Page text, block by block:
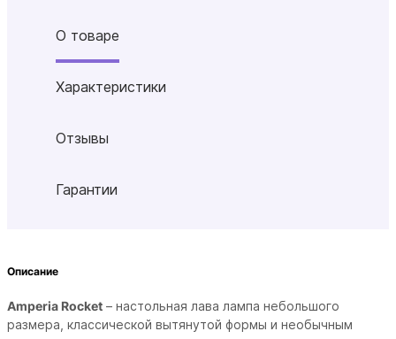
О товаре
Характеристики
Отзывы
Гарантии
Описание
Amperia Rocket – настольная лава лампа небольшого
размера, классической вытянутой формы и необычным